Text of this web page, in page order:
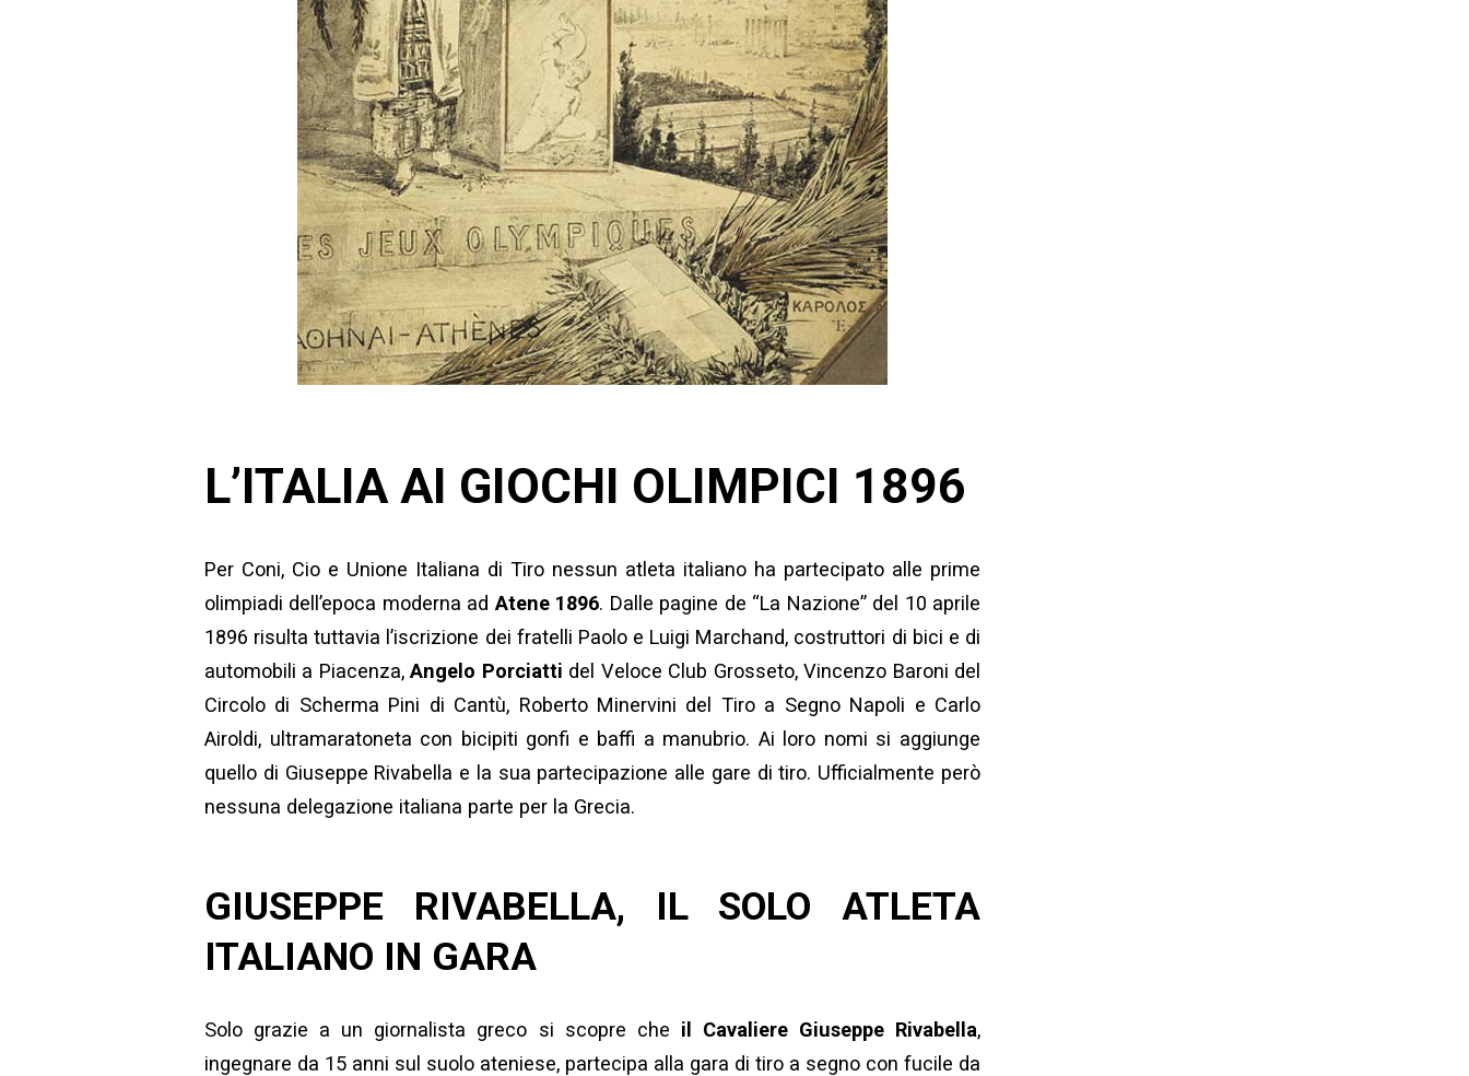
L’ITALIA AI GIOCHI OLIMPICI 1896
Per Coni, Cio e Unione Italiana di Tiro nessun atleta italiano ha partecipato alle prime
olimpiadi dell’epoca moderna ad Atene 1896. Dalle pagine de “La Nazione” del 10 aprile
1896 risulta tuttavia l’iscrizione dei fratelli Paolo e Luigi Marchand, costruttori di bici e di
automobili a Piacenza,Angelo Porciatti del Veloce Club Grosseto, Vincenzo Baroni del
Circolo di Scherma Pini di Cantù, Roberto Minervini del Tiro a Segno Napoli e Carlo
Airoldi, ultramaratoneta con bicipiti gonfi e baffi a manubrio. Ai loro nomi si aggiunge
quello di Giuseppe Rivabella e la sua partecipazione alle gare di tiro. Ufficialmente però
nessuna delegazione italiana parte per la Grecia.
GIUSEPPE RIVABELLA, IL SOLO ATLETA
ITALIANO IN GARA
Solo grazie a un giornalista greco si scopre che il Cavaliere Giuseppe Rivabella,
ingegnare da 15 anni sul suolo ateniese, partecipa alla gara di tiro a segno con fucile da